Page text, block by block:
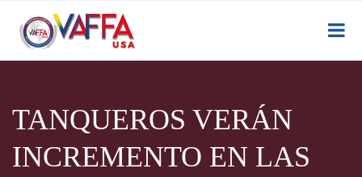
TANQUEROS VERÁN
INCREMENTO EN LAS